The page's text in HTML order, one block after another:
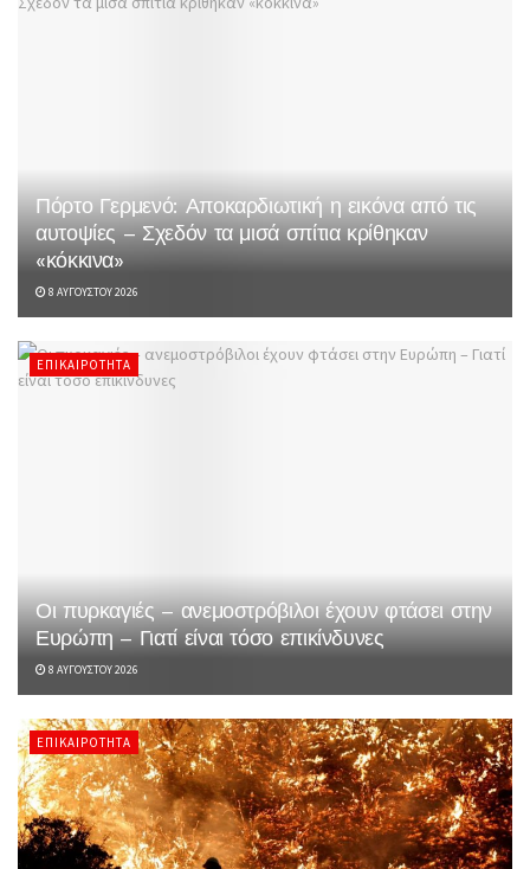
Πόρτο Γερμενό: Αποκαρδιωτική η εικόνα από τις
αυτοψίες – Σχεδόν τα μισά σπίτια κρίθηκαν
«κόκκινα»
8 ΑΥΓΟΎΣΤΟΥ 2026
ΕΠΙΚΑΙΡΌΤΗΤΑ
Οι πυρκαγιές – ανεμοστρόβιλοι έχουν φτάσει στην
Ευρώπη – Γιατί είναι τόσο επικίνδυνες
8 ΑΥΓΟΎΣΤΟΥ 2026
ΕΠΙΚΑΙΡΌΤΗΤΑ